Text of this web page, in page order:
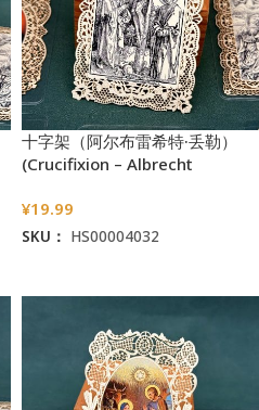
十字架（阿尔布雷希特·丢勒）
(Crucifixion – Albrecht
¥19.99
SKU： HS00004032